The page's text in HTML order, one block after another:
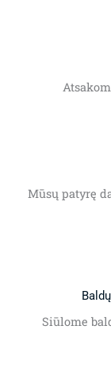
Mūsų patyrę
Siūlome